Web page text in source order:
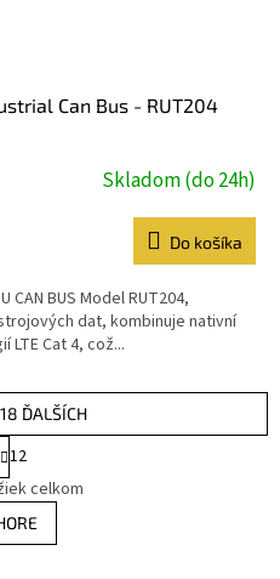
Can Bus - RUT204
Skladom (do 24h)
Do košíka
CAN BUS Model RUT204,
dat, kombinuje nativní
LTE Cat 4, což...
O
v
l
á
ĎALŠÍCH
S
t
r
á
n
k
12
celkom